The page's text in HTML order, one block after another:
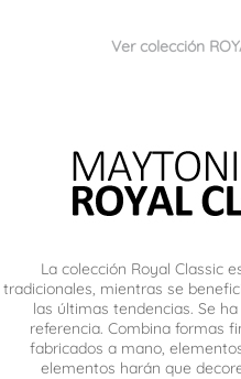
Ver colección
La colección Royal Classic
tradicionales, mientras se
las últimas tendencias. Se
referencia. Combina formas
fabricados a mano,
elementos harán que